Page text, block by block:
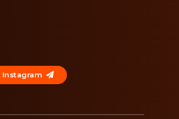
Instagram